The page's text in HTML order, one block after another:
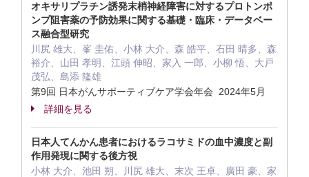
オキサリプラチン誘発末梢神経障害に対するプロトンポ
ンプ阻害薬の予防効果に関する基礎・臨床・データベー
ス融合型研究
川尻 雄大、峯 圭佑、小林 大介、森 皓平、石田 晴多、森
裕介、山田 孝明、江頭 伸昭、家入 一郎、小柳 悟、大戸
茂弘、島添 隆雄
第9回 日本がんサポーティブケア学会年会 2024年5月
詳細を見る
日本人てんかん患者におけるラコサミドの血中濃度と副
作用発現に関する後方視
小林 大介、池田 朔、川尻 雄大、末次 王卓、廣田 豪、家